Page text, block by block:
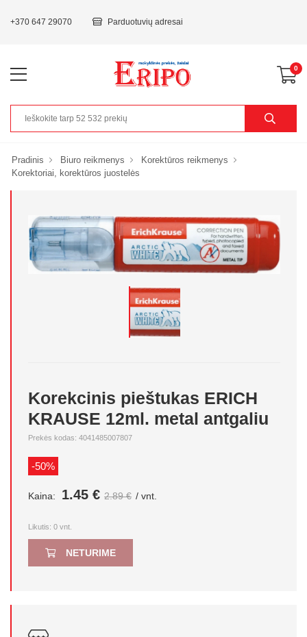
+370 647 29070 Parduotuvių adresai
0
Pradinis Biuro reikmenys
Korektūros reikmenys
Korektoriai, korektūros juostelės
Korekcinis pieštukas ERICH
KRAUSE 12ml. metal antgaliu
Prekės kodas: 4041485007807
-50%
Kaina: 1.45 € 2.89 € / vnt.
Likutis: 0 vnt.
NETURIME